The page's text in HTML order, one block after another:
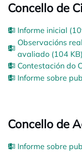
Concello de
Informe inicial
Observacións
avaliado (104 KB)
Contestación do
Informe sobre
Concello de
Informe sobre